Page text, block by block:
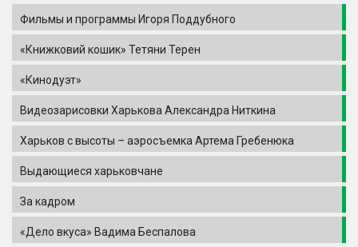
Фильмы и программы Игоря Поддубного
«Книжковий кошик» Тетяни Терен
«Кинодуэт»
Видеозарисовки Харькова Александра Ниткина
Харьков с высоты – аэросъемка Артема Гребенюка
Выдающиеся харьковчане
За кадром
«Дело вкуса» Вадима Беспалова